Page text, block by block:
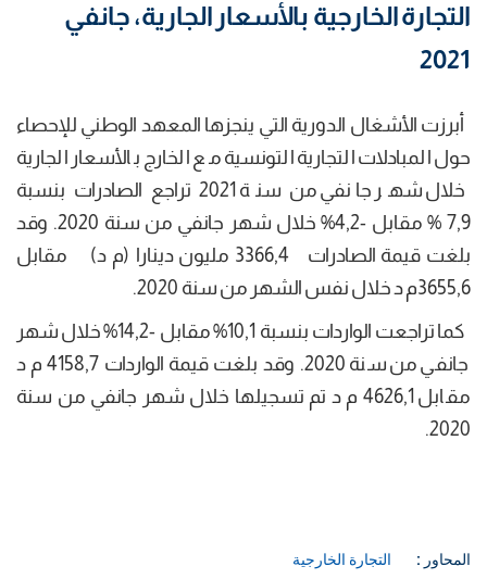
التجارة الخارجية بالأسعار الجارية، جانفي
2021
أبرزت الأشغال الدورية التي ينجزها المعهد الوطني للإحصاء
حول المبادلات التجارية التونسية مع الخارج بالأسعار الجارية
خلال شهر جانفي من سنة 2021 تراجع الصادرات بنسبة
7,9 % مقابل -4,2% خلال شهر جانفي من سنة 2020. وقد
بلغت قيمة الصادرات 3366,4 مليون دينارا (م د) مقابل
3655,6م د خلال نفس الشهر من سنة 2020.
كما تراجعت الواردات بنسبة 10,1% مقابل -14,2% خلال شهر
جانفي من سنة 2020. وقد بلغت قيمة الواردات 4158,7 م د
مقابل 4626,1 م د تم تسجيلها خلال شهر جانفي من سنة
2020.
المحاور : التجارة الخارجية